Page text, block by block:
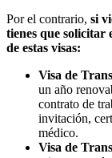
Por el contrario, si
tienes que solicitar
de estas visas:
Visa de
un año
contrato de
invitación,
médico.
Visa de